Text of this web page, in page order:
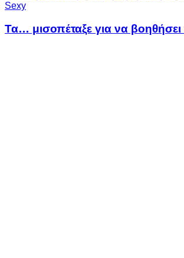
Sexy
Τα… μισοπέταξε για να